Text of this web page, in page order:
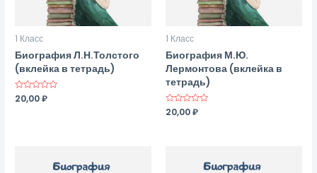
1 Класс
Биография Л.Н.Толстого
(вклейка в тетрадь)
Оценка
0
20,00₽
1 Класс
Биография М.Ю.
Лермонтова (вклейка в
тетрадь)
Оценка
0
20,00₽